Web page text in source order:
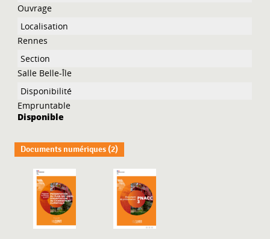
Ouvrage
Rennes
Salle Belle-Île
Empruntable
Disponible
Documents numériques (2)